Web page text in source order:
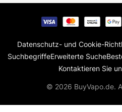
Datenschutz- und Cookie-
SuchbegriffeErweiterte Suche
Kontaktieren Sie
© 2026 BuyVapo.de.